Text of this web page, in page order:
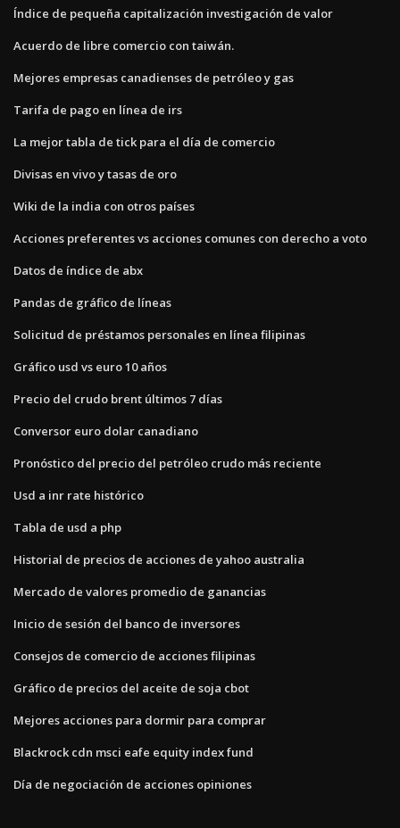
Índice de pequeña capitalización investigación de valor
Acuerdo de libre comercio con taiwán.
Mejores empresas canadienses de petróleo y gas
Tarifa de pago en línea de irs
La mejor tabla de tick para el día de comercio
Divisas en vivo y tasas de oro
Wiki de la india con otros países
Acciones preferentes vs acciones comunes con derecho a voto
Datos de índice de abx
Pandas de gráfico de líneas
Solicitud de préstamos personales en línea filipinas
Gráfico usd vs euro 10 años
Precio del crudo brent últimos 7 días
Conversor euro dolar canadiano
Pronóstico del precio del petróleo crudo más reciente
Usd a inr rate histórico
Tabla de usd a php
Historial de precios de acciones de yahoo australia
Mercado de valores promedio de ganancias
Inicio de sesión del banco de inversores
Consejos de comercio de acciones filipinas
Gráfico de precios del aceite de soja cbot
Mejores acciones para dormir para comprar
Blackrock cdn msci eafe equity index fund
Día de negociación de acciones opiniones